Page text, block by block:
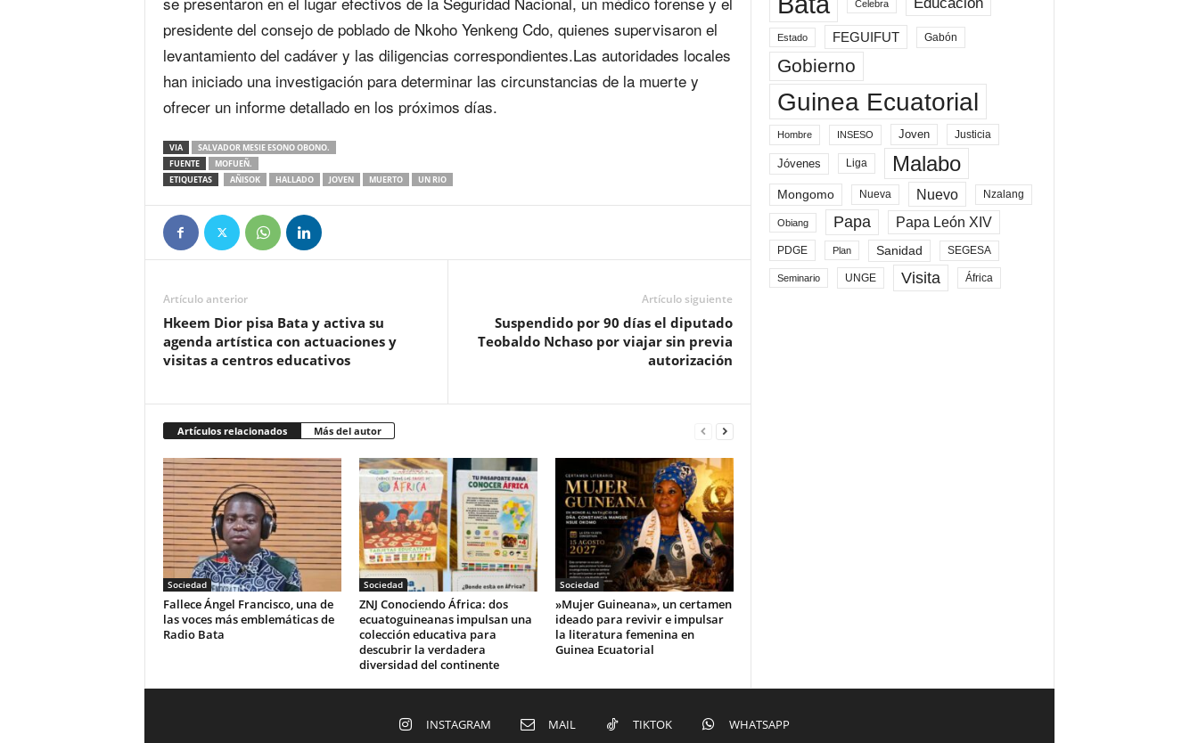
presidente del consejo de poblado de Nkoho Yenkeng Cdo, quienes supervisaron el
levantamiento del cadáver y las diligencias correspondientes.Las autoridades locales
han iniciado una investigación para determinar las circunstancias de la muerte y
ofrecer un informe detallado en los próximos días.
VIA
SALVADOR MESIE ESONO OBONO.
FUENTE
MOFUEÑ.
ETIQUETAS
AÑISOK HALLADO JOVEN MUERTO UN RIO
Artículo anterior
Hkeem Dior pisa Bata y activa su
agenda artística con actuaciones y
visitas a centros educativos
Artículo siguiente
Suspendido por 90 días el diputado
Teobaldo Nchaso por viajar sin previa
autorización
Artículos relacionados Más del autor
Sociedad
Fallece Ángel Francisco, una de
las voces más emblemáticas de
Radio Bata
Sociedad
ZNJ Conociendo África: dos
ecuatoguineanas impulsan una
colección educativa para
descubrir la verdadera
diversidad del continente
Sociedad
‎»Mujer Guineana», un certamen
ideado para revivir e impulsar
la literatura femenina en
Guinea Ecuatorial‎
Celebra Educación
Estado FEGUIFUT Gabón
Gobierno
Guinea Ecuatorial
Hombre INSESO Joven Justicia
Jóvenes Liga Malabo
Mongomo Nueva Nuevo Nzalang
Obiang Papa Papa León XIV
PDGE Plan Sanidad SEGESA
Seminario UNGE Visita África
INSTAGRAM MAIL TIKTOK WHATSAPP